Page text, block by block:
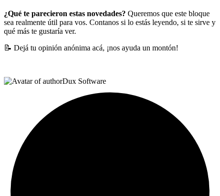
¿Qué te parecieron estas novedades? Queremos que este bloque
sea realmente útil para vos. Contanos si lo estás leyendo, si te sirve y
qué más te gustaría ver.
📝 Dejá tu opinión anónima acá, ¡nos ayuda un montón!
Dux Software